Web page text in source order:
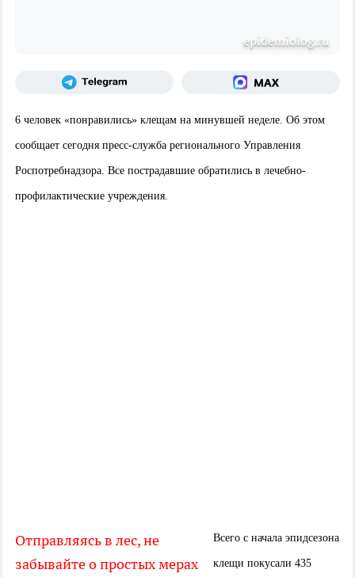
epidemiolog.ru
6 человек «понравились» клещам на минувшей неделе. Об этом
сообщает сегодня пресс-служба регионального Управления
Роспотребнадзора. Все пострадавшие обратились в лечебно-
профилактические учреждения.
Отправляясь в лес, не
забывайте о простых мерах
Всего с начала эпидсезона
клещи покусали 435